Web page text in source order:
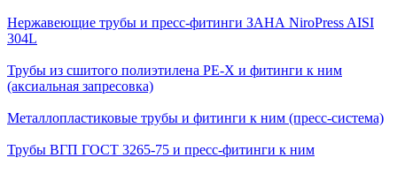
Нержавеющие трубы и пресс-фитинги ЗАНА NiroPress AISI
304L
Трубы из сшитого полиэтилена PE-X и фитинги к ним
(аксиальная запресовка)
Металлопластиковые трубы и фитинги к ним (пресс-система)
Трубы ВГП ГОСТ 3265-75 и пресс-фитинги к ним